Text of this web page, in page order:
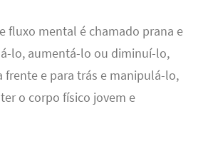
fluxo mental é chamado prana e
lo, aumentá-lo ou diminuí-lo,
frente e para trás e manipulá-lo,
o corpo físico jovem e